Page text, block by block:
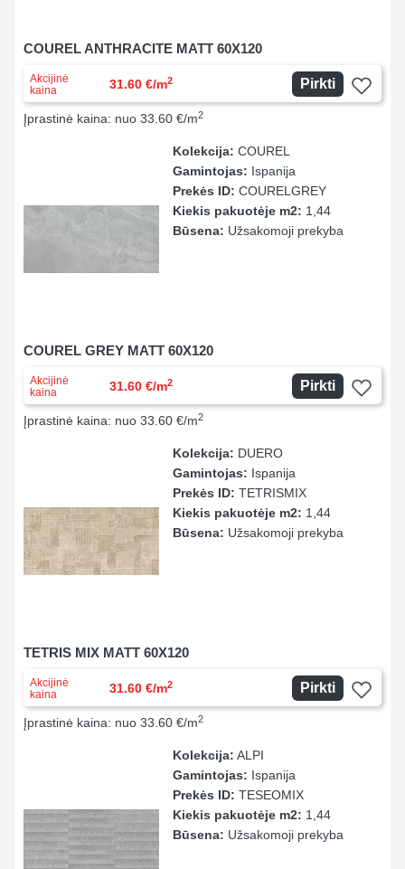
COUREL ANTHRACITE MATT 60X120
Akcijinė
kaina
31.60 €/m2 Pirkti
Įprastinė kaina: nuo 33.60 €/m2
Kolekcija: COUREL
Gamintojas: Ispanija
Prekės ID: COURELGREY
Kiekis pakuotėje m2: 1,44
Būsena: Užsakomoji prekyba
COUREL GREY MATT 60X120
Akcijinė
kaina
31.60 €/m2 Pirkti
Įprastinė kaina: nuo 33.60 €/m2
Kolekcija: DUERO
Gamintojas: Ispanija
Prekės ID: TETRISMIX
Kiekis pakuotėje m2: 1,44
Būsena: Užsakomoji prekyba
TETRIS MIX MATT 60X120
Akcijinė
kaina
31.60 €/m2 Pirkti
Įprastinė kaina: nuo 33.60 €/m2
Kolekcija: ALPI
Gamintojas: Ispanija
Prekės ID: TESEOMIX
Kiekis pakuotėje m2: 1,44
Būsena: Užsakomoji prekyba